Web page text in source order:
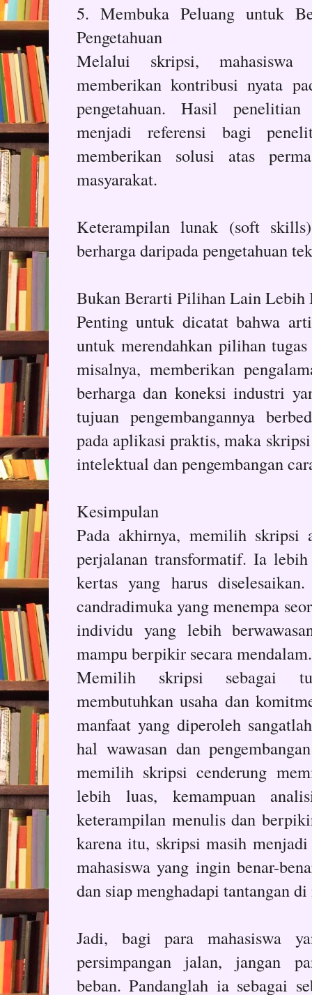
5. Membuka Peluang untuk
Pengetahuan
Melalui skripsi, mahasiswa
memberikan kontribusi nyata
pengetahuan. Hasil
menjadi referensi bagi
memberikan solusi atas
masyarakat.
Keterampilan lunak (soft
berharga daripada pengetahuan
Bukan Berarti Pilihan Lain Lebih
Penting untuk dicatat bahwa
untuk merendahkan pilihan
misalnya, memberikan
berharga dan koneksi industri
tujuan pengembangannya
pada aplikasi praktis, maka
intelektual dan pengembangan
Kesimpulan
Pada akhirnya, memilih skripsi
perjalanan transformatif. Ia
kertas yang harus
candradimuka yang menempa
individu yang lebih
mampu berpikir secara mendalam.
Memilih skripsi sebagai
membutuhkan usaha dan
manfaat yang diperoleh
hal wawasan dan
memilih skripsi cenderung
lebih luas, kemampuan
keterampilan menulis dan
karena itu, skripsi masih
mahasiswa yang ingin benar-
dan siap menghadapi tantangan di
Jadi, bagi para mahasiswa
persimpangan jalan, jangan
beban. Pandanglah ia sebagai